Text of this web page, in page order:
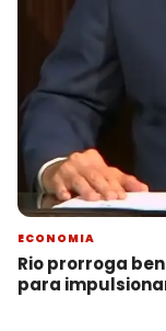
ECONOMIA
Rio prorroga
para